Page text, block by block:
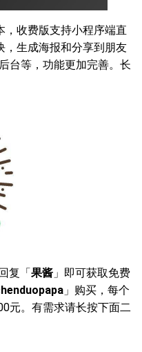
，收费版支持小程序端直
，生成海报和分享到朋友
台等，功能更加完善。长
复「果酱 」即可获取免费
」购买，每个
元。有需求请长按下面二